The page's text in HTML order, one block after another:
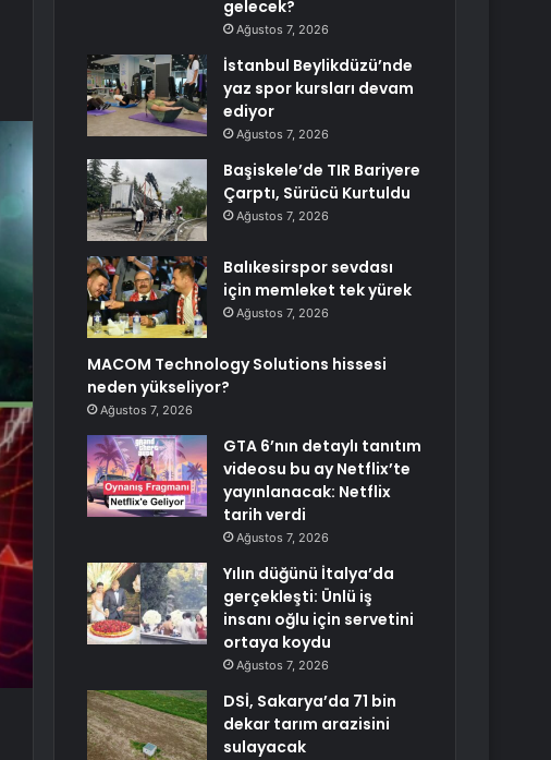
gelecek?
Ağustos 7, 2026
İstanbul Beylikdüzü’nde
yaz spor kursları devam
ediyor
Ağustos 7, 2026
Başiskele’de TIR Bariyere
Çarptı, Sürücü Kurtuldu
Ağustos 7, 2026
Balıkesirspor sevdası
için memleket tek yürek
Ağustos 7, 2026
MACOM Technology Solutions hissesi
neden yükseliyor?
Ağustos 7, 2026
GTA 6’nın detaylı tanıtım
videosu bu ay Netflix’te
yayınlanacak: Netflix
tarih verdi
Ağustos 7, 2026
Yılın düğünü İtalya’da
gerçekleşti: Ünlü iş
insanı oğlu için servetini
ortaya koydu
Ağustos 7, 2026
DSİ, Sakarya’da 71 bin
dekar tarım arazisini
sulayacak